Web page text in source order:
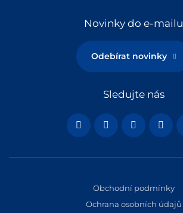
Novinky do e-mailu
Odebírat novinky
Sledujte nás
Obchodní podmínky
Ochrana osobních údajů